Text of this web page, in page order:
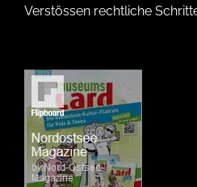
Verstössen rechtliche